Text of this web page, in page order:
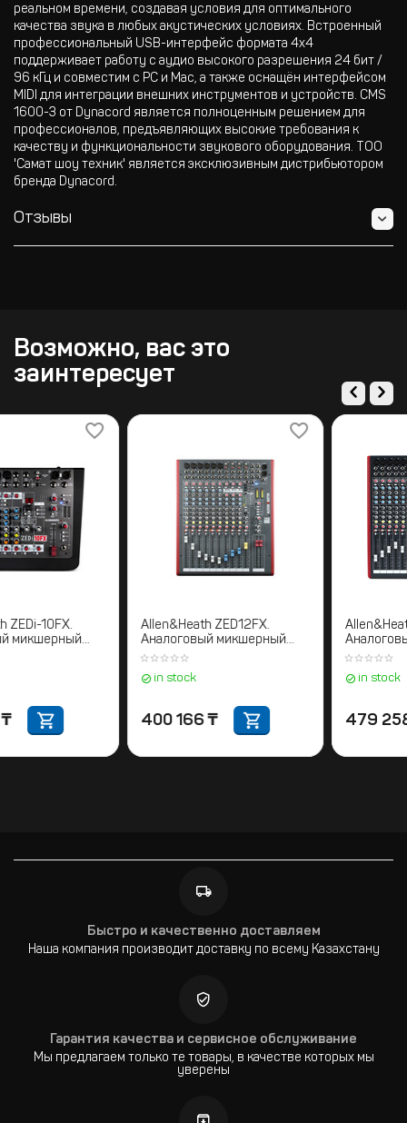
реальном времени, создавая условия для оптимального
качества звука в любых акустических условиях. Встроенный
профессиональный USB-интерфейс формата 4x4
поддерживает работу с аудио высокого разрешения 24 бит /
96 кГц и совместим с PC и Mac, а также оснащён интерфейсом
MIDI для интеграции внешних инструментов и устройств. CMS
1600-3 от Dynacord является полноценным решением для
профессионалов, предъявляющих высокие требования к
качеству и функциональности звукового оборудования. ТОО
'Самат шоу техник' является эксклюзивным дистрибьютором
бренда Dynacord.
Отзывы
Возможно, вас это
заинтересует
ZEDi-10FX.
микшерный
488
Allen&Heath ZED12FX.
Аналоговый микшерный
400 166
Быстро и качественно доставляем
Наша компания производит доставку по всему Казахстану
Гарантия качества и сервисное обслуживание
Мы предлагаем только те товары, в качестве которых мы
уверены